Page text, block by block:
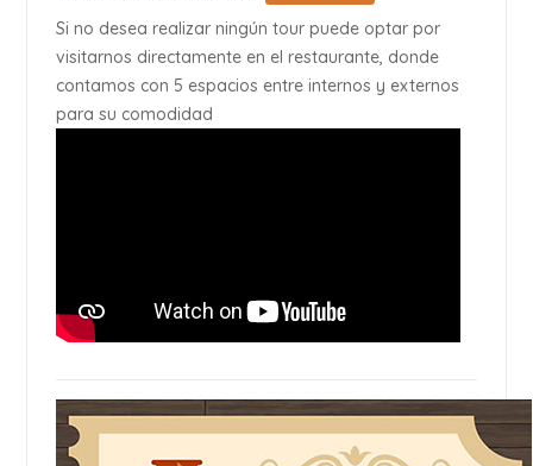
Si no desea realizar ningún tour puede optar por
visitarnos directamente en el restaurante, donde
contamos con 5 espacios entre internos y externos
para su comodidad